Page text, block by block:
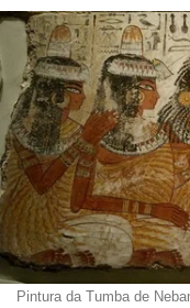
Pintura da Tumba de